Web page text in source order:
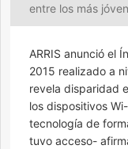
entre los más
ARRIS anunció el
2015 realizado a
revela disparidad
los dispositivos
tecnología de
tuvo acceso-